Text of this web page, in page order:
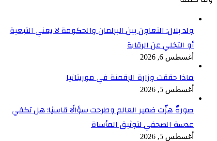
ولد بلال: التعاون بين البرلمان والحكومة لا يعني التبعية
أو التخلي عن الرقابة
أغسطس 6, 2026
ماذا حققت وزارة الرقمنة في موريتانيا
أغسطس 5, 2026
صورةٌ هزّت ضمير العالم وطرحت سؤالًا قاسيًا: هل تكفي
عدسة الصحفي لتوثيق المأساة
أغسطس 5, 2026